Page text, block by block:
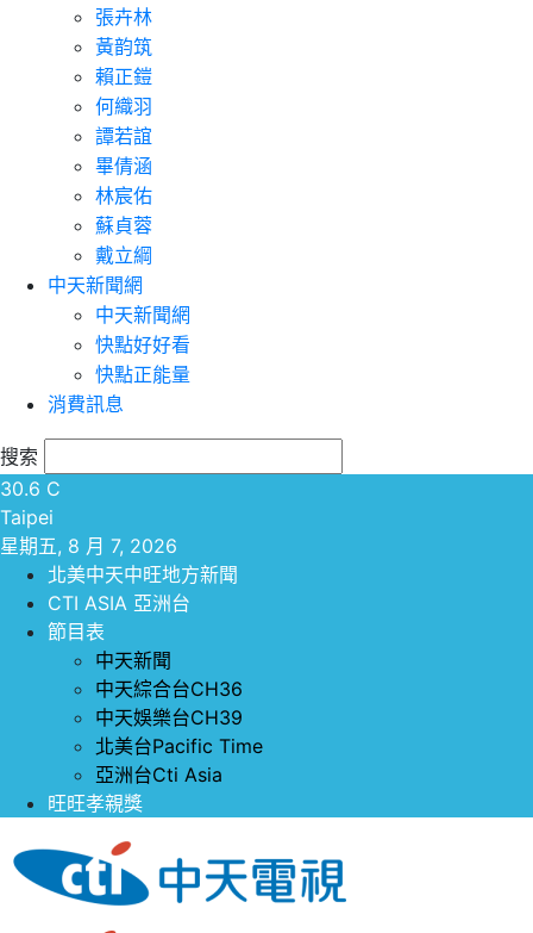
張卉林
黃韵筑
賴正鎧
何織羽
譚若誼
畢倩涵
林宸佑
蘇貞蓉
戴立綱
中天新聞網
中天新聞網
快點好好看
快點正能量
消費訊息
搜索
30.6 C
Taipei
星期五, 8 月 7, 2026
北美中天中旺地方新聞
CTI ASIA 亞洲台
節目表
中天新聞
中天綜合台CH36
中天娛樂台CH39
北美台Pacific Time
亞洲台Cti Asia
旺旺孝親獎